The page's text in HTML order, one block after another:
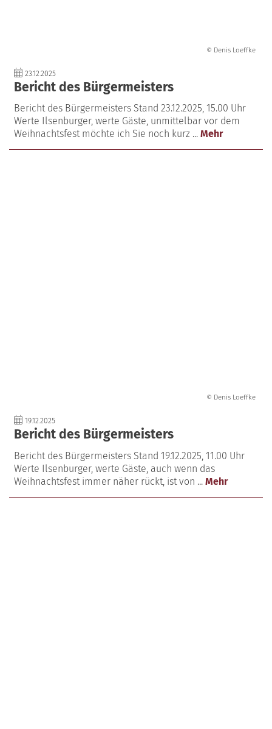
© Denis Loeffke
23.12.2025
Bericht des Bürgermeisters
Bericht des Bürgermeisters Stand 23.12.2025, 15.00 Uhr
Werte Ilsenburger, werte Gäste, unmittelbar vor dem
Weihnachtsfest möchte ich Sie noch kurz ... Mehr
© Denis Loeffke
19.12.2025
Bericht des Bürgermeisters
Bericht des Bürgermeisters Stand 19.12.2025, 11.00 Uhr
Werte Ilsenburger, werte Gäste, auch wenn das
Weihnachtsfest immer näher rückt, ist von ... Mehr